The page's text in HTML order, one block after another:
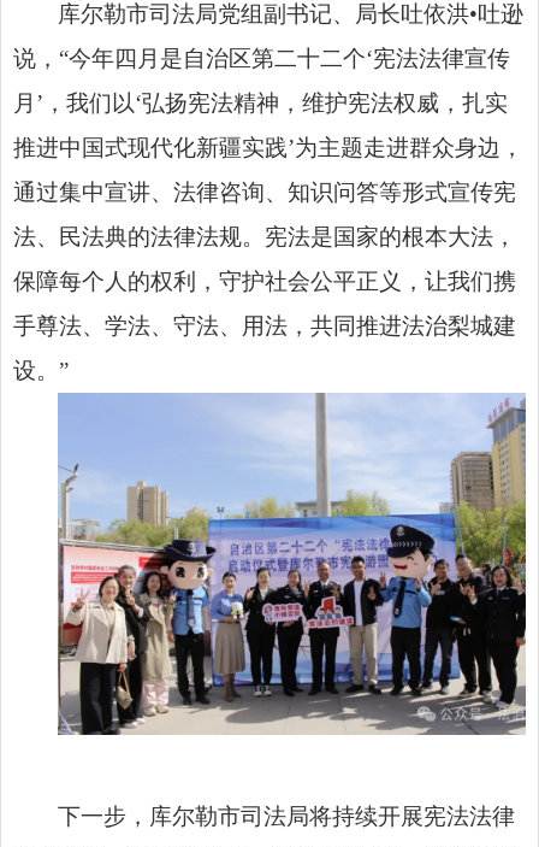
库尔勒市司法局党组副书记、局长吐依洪•吐逊
说，“今年四月是自治区第二十二个‘宪法法律宣传
月’，我们以‘弘扬宪法精神，维护宪法权威，扎实
推进中国式现代化新疆实践’为主题走进群众身边，
通过集中宣讲、法律咨询、知识问答等形式宣传宪
法、民法典的法律法规。宪法是国家的根本大法，
保障每个人的权利，守护社会公平正义，让我们携
手尊法、学法、守法、用法，共同推进法治梨城建
设。”
下一步，库尔勒市司法局将持续开展宪法法律